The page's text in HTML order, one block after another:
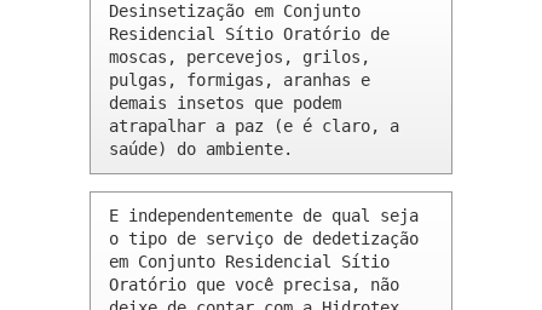
Desinsetização em Conjunto
Residencial Sítio Oratório de
moscas, percevejos, grilos,
pulgas, formigas, aranhas e
demais insetos que podem
atrapalhar a paz (e é claro, a
saúde) do ambiente.
E independentemente de qual seja
o tipo de serviço de dedetização
em Conjunto Residencial Sítio
Oratório que você precisa, não